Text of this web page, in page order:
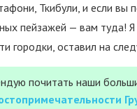
Ткибули, и если вы
пейзажей — вам туда! Я
городки, оставил на
почитать наши